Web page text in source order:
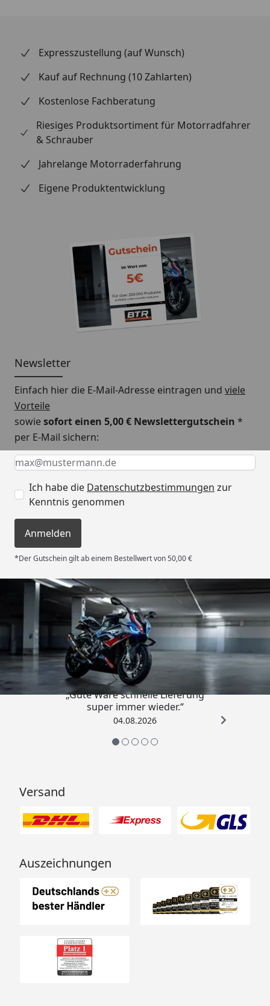
Expresszustellung (auf Wunsch)
Kauf auf Rechnung (10 Zahlarten)
Kostenlose Fachberatung
Riesiges Produktsortiment für Motorradfahrer
& Schrauber
Jahrelange Motorraderfahrung
Eigene Produktentwicklung
Newsletter
Einfach hier die E-Mail-Adresse eintragen und viele
Vorteile
sowiesofort einen 5,00 € Newslettergutschein *
per E-Mail sichern:
Keine Eingabe erforderlich
Eingabe erforderlich
E-Mail *
Ich habe die Datenschutzbestimmungen zur
Kenntnis genommen
Anmelden
*Der Gutschein gilt ab einem Bestellwert von 50,00 €
Trusted Shops
4,85/ 5
„Gute Ware schnelle Lieferung
super immer wieder.“
04.08.2026
Versand
Auszeichnungen